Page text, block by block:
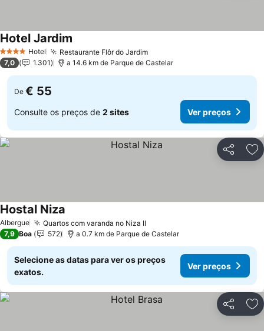
4 EstrelasHotel Restaurante Flôr do Jardim
Hotel Jardim
7,0 1.301 a 14.6 km de Parque de Castelar
De € 55
Consulte os preços de 2 sites Ver preços
Partilhar
Albergue Quartos com varanda no Niza II
Hostal Niza
7,9 Boa 572 a 0.7 km de Parque de Castelar
Selecione as datas para ver os preços
exatos.
Ver preços
Partilhar